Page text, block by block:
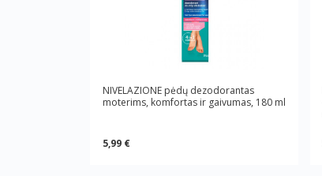
NIVELAZIONE pėdų dezodorantas
moterims, komfortas ir gaivumas, 180 ml
5,99 €